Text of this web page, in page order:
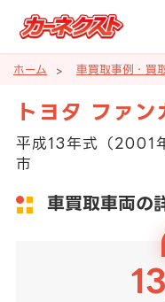
ホーム 車買取事例・買
トヨタ ファン
平成13年式（2001
市
車買取車両の